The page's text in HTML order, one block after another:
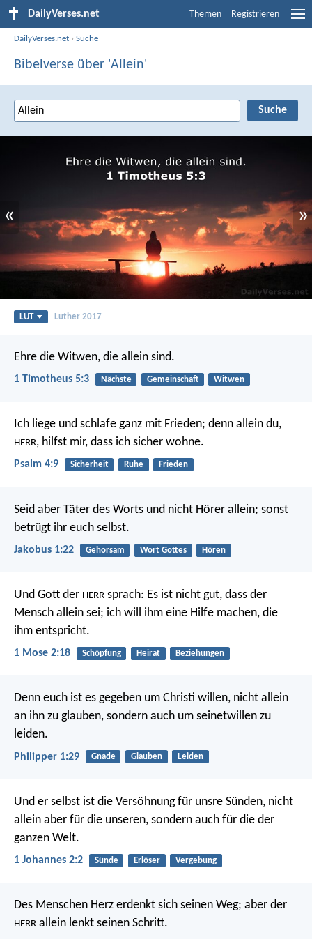
DailyVerses.net Themen Registrieren
DailyVerses.net ›Suche
Bibelverse über 'Allein'
« »
LUT Luther 2017
Ehre die Witwen, die allein sind.
1 Timotheus 5:3 Nächste Gemeinschaft Witwen
Ich liege und schlafe ganz mit Frieden; denn allein du,
HERR, hilfst mir, dass ich sicher wohne.
Psalm 4:9 Sicherheit Ruhe Frieden
Seid aber Täter des Worts und nicht Hörer allein; sonst
betrügt ihr euch selbst.
Jakobus 1:22 Gehorsam Wort Gottes Hören
Und Gott der HERR sprach: Es ist nicht gut, dass der
Mensch allein sei; ich will ihm eine Hilfe machen, die
ihm entspricht.
1 Mose 2:18 Schöpfung Heirat Beziehungen
Denn euch ist es gegeben um Christi willen, nicht allein
an ihn zu glauben, sondern auch um seinetwillen zu
leiden.
Philipper 1:29 Gnade Glauben Leiden
Und er selbst ist die Versöhnung für unsre Sünden, nicht
allein aber für die unseren, sondern auch für die der
ganzen Welt.
1 Johannes 2:2 Sünde Erlöser Vergebung
Des Menschen Herz erdenkt sich seinen Weg; aber der
HERR allein lenkt seinen Schritt.